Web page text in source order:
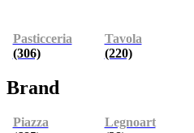
Pasticceria
(306)
Tavola
(220)
Brand
Piazza
Legnoart